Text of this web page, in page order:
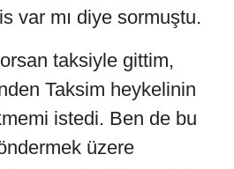
var mı diye sormuştu.
taksiyle gittim,
Taksim heykelinin
istedi. Ben de bu
üzere